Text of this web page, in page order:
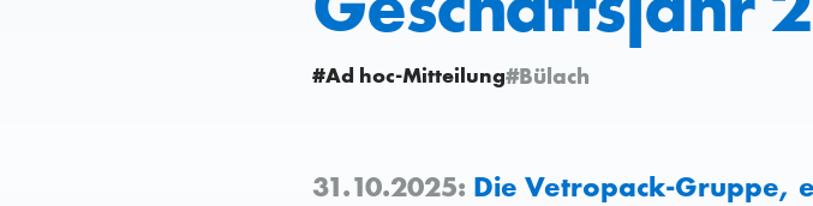
#Ad hoc-Mitteilung#Bülach
31.10.2025: Die Vetropack-Gruppe,